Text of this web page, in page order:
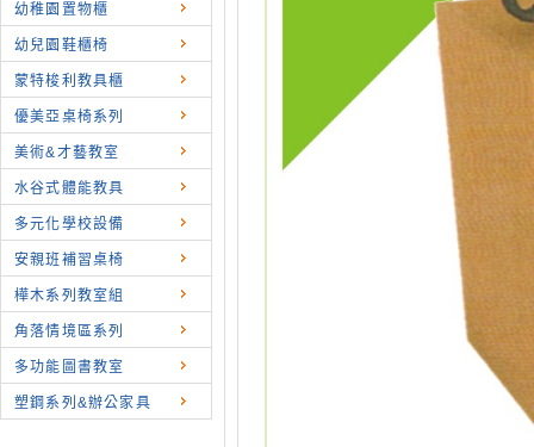
幼稚園置物櫃
幼兒園鞋櫃椅
蒙特梭利教具櫃
優美亞桌椅系列
美術&才藝教室
水谷式體能教具
多元化學校設備
安親班補習桌椅
樺木系列教室組
角落情境區系列
多功能圖書教室
塑鋼系列&辦公家具